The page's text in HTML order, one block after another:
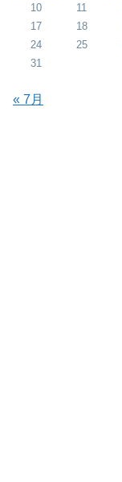
10
11
17
18
24
25
31
« 7月